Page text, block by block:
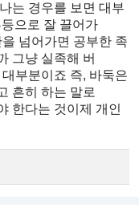
는 경우를 보면 대부
으로 잘 끌어가
넘어가면 공부한 족
그냥 실족해 버
부분이죠 즉, 바둑은
흔히 하는 말로
한다는 것이제 개인